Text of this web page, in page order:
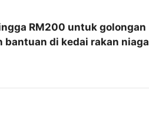
RM200 untuk golongan
bantuan di kedai rakan niaga